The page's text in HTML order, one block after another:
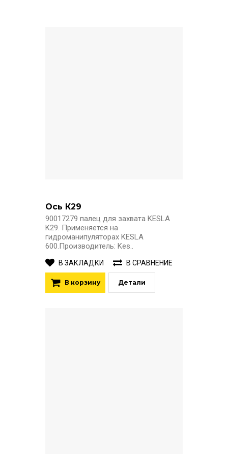
Ось К29
90017279 палец для захвата KESLA
K29. Применяется на
гидроманипуляторах KESLA
600.Производитель: Kes..
В ЗАКЛАДКИ В СРАВНЕНИЕ
В корзину Детали